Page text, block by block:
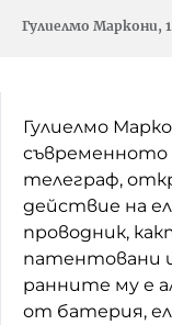
Гулиелмо Маркони,
Гулиелмо
съвременното
телеграф,
действие на
проводник,
патентовани
ранните му е
от батерия,